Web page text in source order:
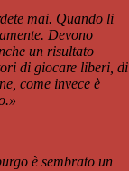
mai. Quando li
Devono
un risultato
di giocare liberi, di
come invece è
è sembrato un